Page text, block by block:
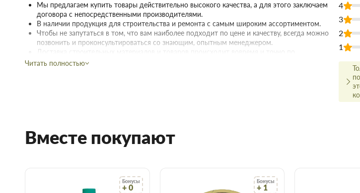
Мы предлагаем купить товары действительно высокого качества, а для этого заключаем
договора с непосредственными производителями.
В наличии продукция для строительства и ремонта с самым широким ассортиментом.
Чтобы не запутаться в том, что вам наиболее подходит по цене и качеству, всегда можно
позвонить и проконсультироваться со знающим, опытным менеджером.
Доставка строительных материалов и товаров происходит вовремя и точно по
указанному адресу.
Воспользуйтесь услугами интернет-магазина Торус! Это означает сберечь время, деньги и
Читать полностью
4
3
2
1
Вместе покупают
Бонусы
+ 0
Бонусы
+ 1